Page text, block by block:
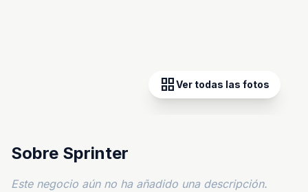
grid_viewVer todas las fotos
Sobre Sprinter
Este negocio aún no ha añadido una descripción.